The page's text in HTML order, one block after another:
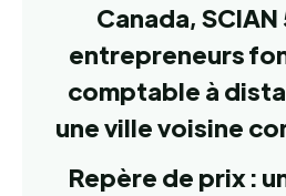
Canada, SCIAN
entrepreneurs
comptable à
une ville voisine
Repère de prix :